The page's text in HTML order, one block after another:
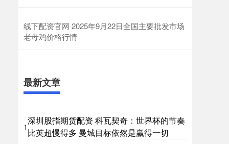
线下配资官网 2025年9月22日全国主要批发市场
老母鸡价格行情
最新文章
1
深圳股指期货配资 科瓦契奇：世界杯的节奏
比英超慢得多 曼城目标依然是赢得一切